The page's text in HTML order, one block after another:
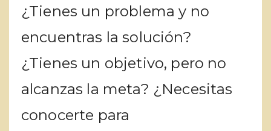
¿Tienes un problema y no
encuentras la solución?
¿Tienes un objetivo, pero no
alcanzas la meta? ¿Necesitas
conocerte para